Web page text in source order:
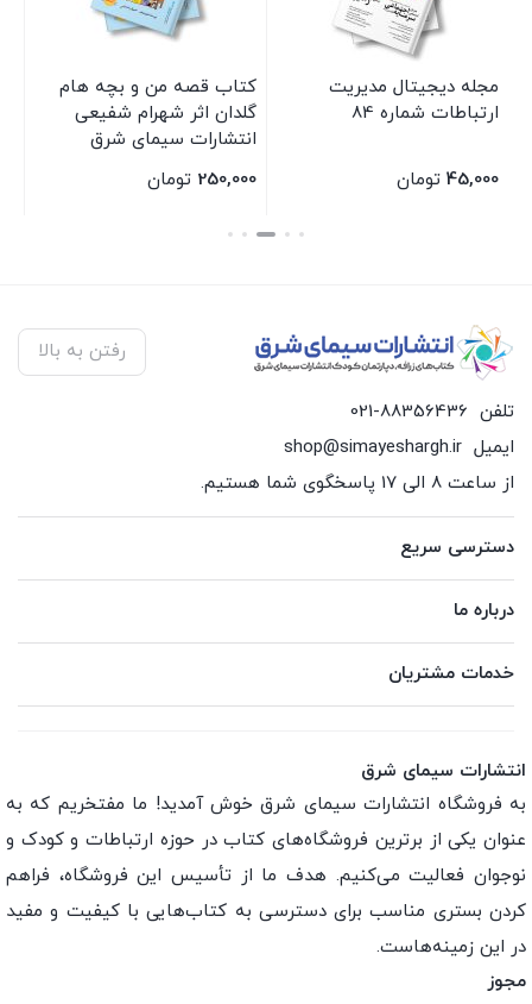
مجله دیجیتال مدیریت
ارتباطات شماره 84
45,000 تومان
کتاب قصه من و بچه هام
گلدان اثر شهرام شفیعی
انتشارات سیمای شرق
250,000 تومان
بستن
رفتن به بالا
تلفن 021-88356436
ایمیل shop@simayeshargh.ir
از ساعت 8 الی 17 پاسخگوی شما هستیم.
دسترسی سریع
درباره ما
خدمات مشتریان
انتشارات سیمای شرق
به فروشگاه انتشارات سیمای شرق خوش آمدید! ما مفتخریم که به
عنوان یکی از برترین فروشگاه‌های کتاب در حوزه ارتباطات و کودک و
نوجوان فعالیت می‌کنیم. هدف ما از تأسیس این فروشگاه، فراهم
کردن بستری مناسب برای دسترسی به کتاب‌هایی با کیفیت و مفید
در این زمینه‌هاست.
مجوز